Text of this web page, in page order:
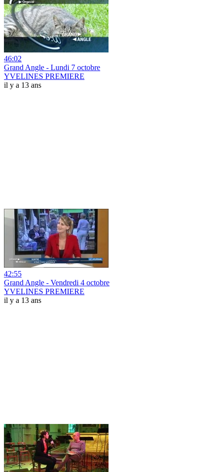
46:02
Grand Angle - Lundi 7 octobre
YVELINES PREMIERE
il y a 13 ans
42:55
Grand Angle - Vendredi 4 octobre
YVELINES PREMIERE
il y a 13 ans